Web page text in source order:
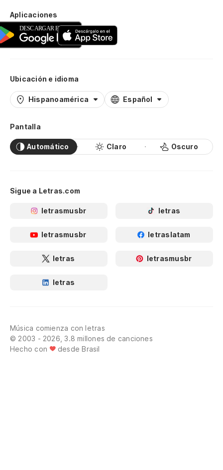
Aplicaciones
Ubicación e idioma
Hispanoamérica Español
Pantalla
Automático Claro Oscuro
Sigue a Letras.com
letrasmusbr letras
letrasmusbr letraslatam
letras letrasmusbr
letras
Música comienza con letras
© 2003 - 2026, 3.8 millones de canciones
Hecho con
desde Brasil